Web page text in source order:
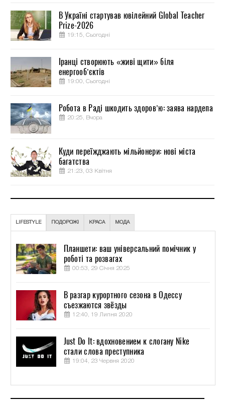
В Україні стартував ювілейний Global Teacher
Prize-2026
19:15, Сьогодні
Іранці створюють «живі щити» біля
енергооб’єктів
19:00, Сьогодні
Робота в Раді шкодить здоров’ю: заява нардепа
20:25, Вчора
Куди переїжджають мільйонери: нові міста
багатства
21:23, 03 Квітня
LIFESTYLE ПОДОРОЖІ КРАСА МОДА
Планшети: ваш універсальний помічник у
роботі та розвагах
00:53, 29 Січня 2025
В разгар курортного сезона в Одессу
съезжаются звёзды
12:40, 19 Липня 2020
Just Do It: вдохновением к слогану Nike
стали слова преступника
19:04, 23 Червня 2020